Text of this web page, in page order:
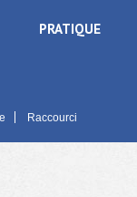
PRATIQUE
Raccourci